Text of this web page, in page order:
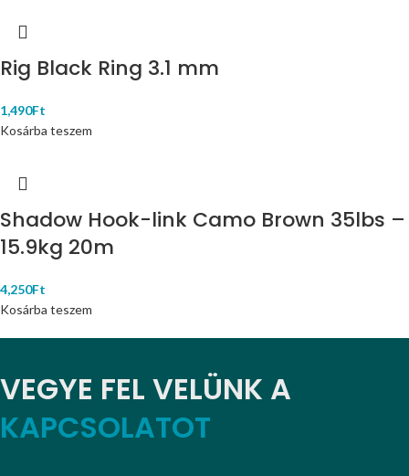
Rig Black Ring 3.1 mm
1,490Ft
Kosárba teszem
Shadow Hook-link Camo Brown 35lbs –
15.9kg 20m
4,250Ft
Kosárba teszem
VEGYE FEL VELÜNK A
KAPCSOLATOT